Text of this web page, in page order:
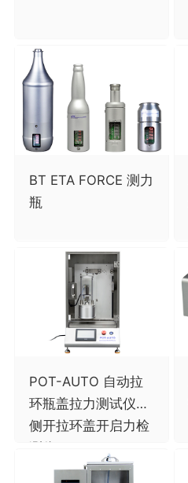
BT ETA FORCE 测力
瓶
POT-AUTO 自动拉
环瓶盖拉力测试仪，
侧开拉环盖开启力检